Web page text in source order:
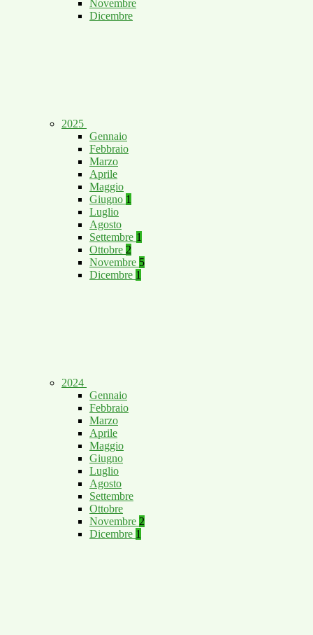
Novembre
Dicembre
2025
Gennaio
Febbraio
Marzo
Aprile
Maggio
Giugno 1
Luglio
Agosto
Settembre 1
Ottobre 2
Novembre 5
Dicembre 1
2024
Gennaio
Febbraio
Marzo
Aprile
Maggio
Giugno
Luglio
Agosto
Settembre
Ottobre
Novembre 2
Dicembre 1